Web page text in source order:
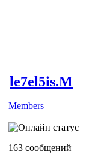
le7el5is.M
Members
163 сообщений